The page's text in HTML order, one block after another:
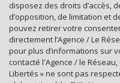
Habitants de 25 à 55
Habitants de plus de
Nombre d'enfants par
Familles sans enfant
disposez des droits d’accès,
d’opposition, de limitation et
pouvez retirer votre
directement l’Agence / Le
pour plus d’informations sur
contacté l'Agence / le
Libertés » ne sont pas